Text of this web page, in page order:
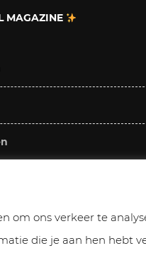
MAGAZINE
om ons verkeer te
die je aan hen hebt